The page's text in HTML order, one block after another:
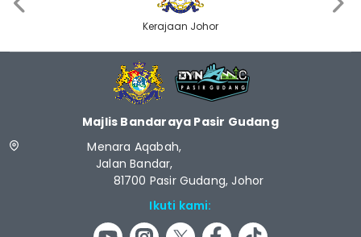
Kerajaan Johor
Majlis Bandaraya Pasir Gudang
Menara Aqabah,
Jalan Bandar,
81700 Pasir Gudang, Johor
Ikuti kami: